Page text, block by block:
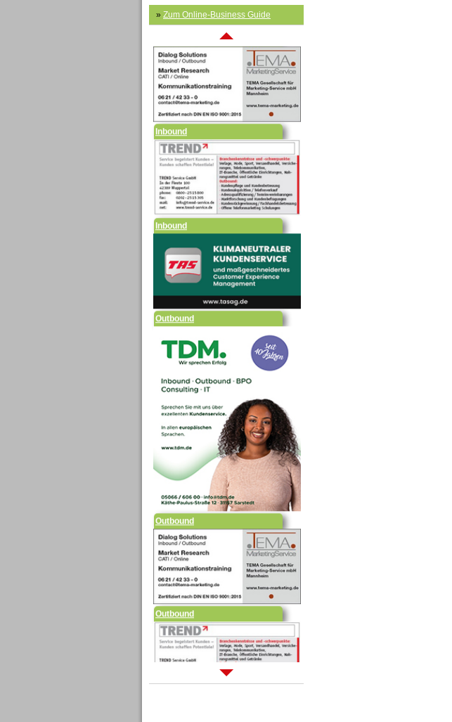
» Zum Online-Business Guide
Inbound
Inbound
Inbound
Outbound
Outbound
Outbound
Sprachdialogsysteme u. Ki/